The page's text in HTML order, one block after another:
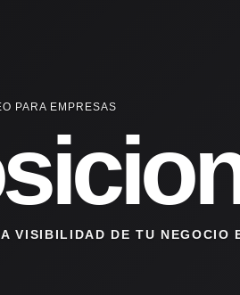
PARA EMPRESAS
VISIBILIDAD DE TU NEGOCIO